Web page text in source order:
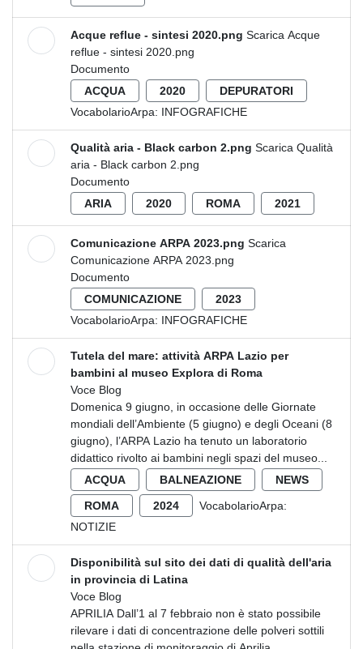
Acque reflue - sintesi 2020.png Scarica Acque
reflue - sintesi 2020.png
Documento
ACQUA
2020
DEPURATORI
VocabolarioArpa: INFOGRAFICHE
Qualità aria - Black carbon 2.png Scarica Qualità
aria - Black carbon 2.png
Documento
ARIA
2020 ROMA 2021
Comunicazione ARPA 2023.png Scarica
Comunicazione ARPA 2023.png
Documento
COMUNICAZIONE
2023
VocabolarioArpa: INFOGRAFICHE
Tutela del mare: attività ARPA Lazio per
bambini al museo Explora di Roma
Voce Blog
Domenica 9 giugno, in occasione delle Giornate
mondiali dell’Ambiente (5 giugno) e degli Oceani (8
giugno), l’ARPA Lazio ha tenuto un laboratorio
didattico rivolto ai bambini negli spazi del museo...
ACQUA
BALNEAZIONE
NEWS
ROMA
2024
VocabolarioArpa:
NOTIZIE
Disponibilità sul sito dei dati di qualità dell'aria
in provincia di Latina
Voce Blog
APRILIA Dall’1 al 7 febbraio non è stato possibile
rilevare i dati di concentrazione delle polveri sottili